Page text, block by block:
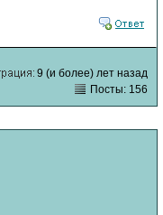
9 (и более) лет назад
Посты: 156